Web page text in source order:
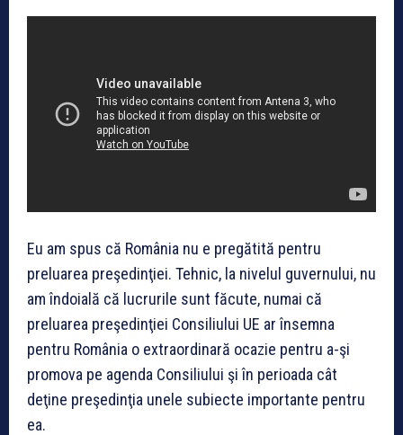
Eu am spus că România nu e pregătită pentru
preluarea preşedinţiei. Tehnic, la nivelul guvernului, nu
am îndoială că lucrurile sunt făcute, numai că
preluarea preşedinţiei Consiliului UE ar însemna
pentru România o extraordinară ocazie pentru a-şi
promova pe agenda Consiliului şi în perioada cât
deţine preşedinţia unele subiecte importante pentru
ea.